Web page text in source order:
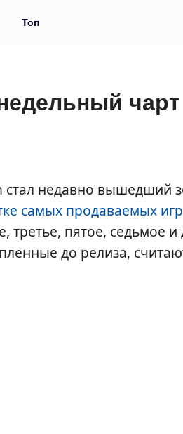
Топ
недавно вышедший
самых продаваемых игр
третье, пятое, седьмое
до релиза,